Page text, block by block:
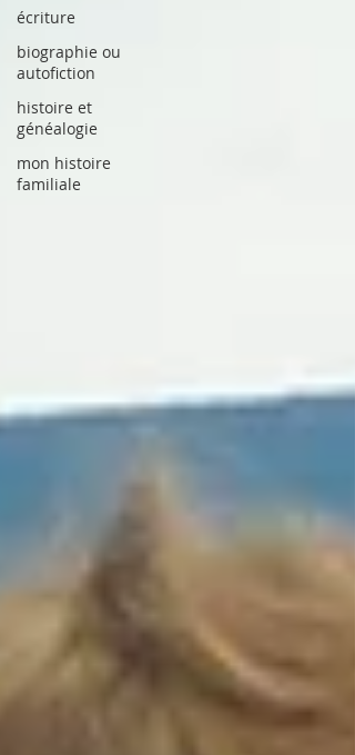
écriture
biographie ou
autofiction
histoire et
généalogie
mon histoire
familiale